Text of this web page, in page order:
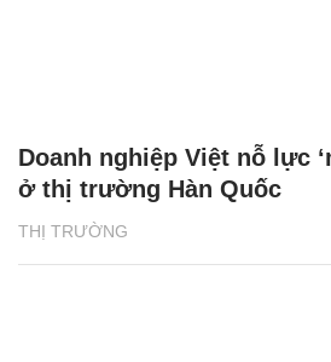
THỊ TRƯỜNG
Doanh nghiệp Việt nỗ lực
ở thị trường Hàn Quốc